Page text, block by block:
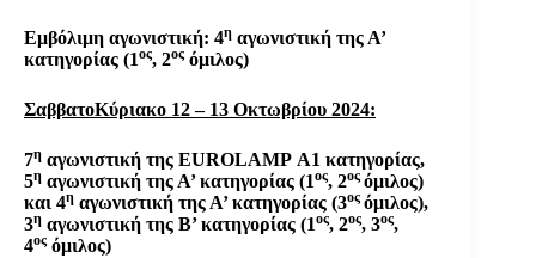
Εμβόλιμη αγωνιστική: 4η αγωνιστική της Α’
κατηγορίας (1ος, 2ος όμιλος)
ΣαββατοΚύριακο 12 – 13 Οκτωβρίου 2024:
7η αγωνιστική της EUROLAMP Α1 κατηγορίας,
5η αγωνιστική της Α’ κατηγορίας (1ος, 2ος όμιλος)
και 4η αγωνιστική της Α’ κατηγορίας (3ος όμιλος),
3η αγωνιστική της Β’ κατηγορίας (1ος, 2ος, 3ος,
4ος όμιλος)